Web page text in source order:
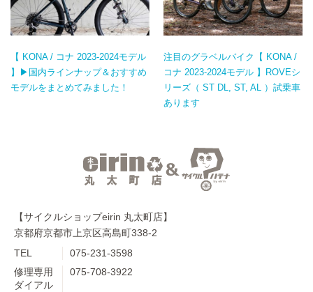
【 KONA / コナ 2023-2024モデル
】▶国内ラインナップ＆おすすめ
モデルをまとめてみました！
注目のグラベルバイク【 KONA /
コナ 2023-2024モデル 】ROVEシ
リーズ（ ST DL, ST, AL ）試乗車
あります
【サイクルショップeirin 丸太町店】
京都府京都市上京区高島町338-2
TEL
075-231-3598
修理専用
ダイアル
075-708-3922